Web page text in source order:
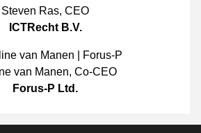
Steven Ras, CEO
ICTRecht B.V.
van Manen, Co-CEO
Forus-P Ltd.